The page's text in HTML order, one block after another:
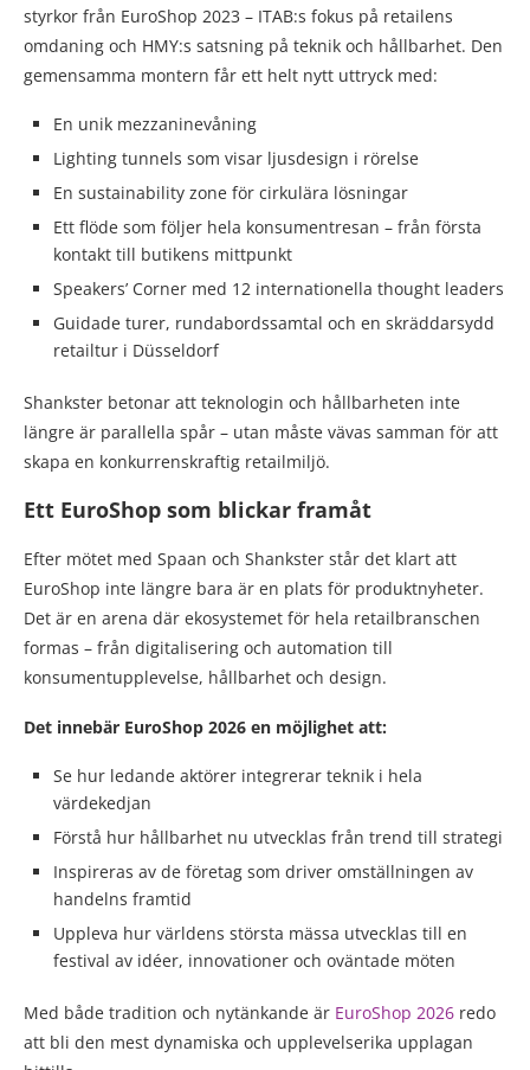
styrkor från EuroShop 2023 – ITAB:s fokus på retailens
omdaning och HMY:s satsning på teknik och hållbarhet. Den
gemensamma montern får ett helt nytt uttryck med:
En unik mezzaninevåning
Lighting tunnels som visar ljusdesign i rörelse
En sustainability zone för cirkulära lösningar
Ett flöde som följer hela konsumentresan – från första
kontakt till butikens mittpunkt
Speakers’ Corner med 12 internationella thought leaders
Guidade turer, rundabordssamtal och en skräddarsydd
retailtur i Düsseldorf
Shankster betonar att teknologin och hållbarheten inte
längre är parallella spår – utan måste vävas samman för att
skapa en konkurrenskraftig retailmiljö.
Ett EuroShop som blickar framåt
Efter mötet med Spaan och Shankster står det klart att
EuroShop inte längre bara är en plats för produktnyheter.
Det är en arena där ekosystemet för hela retailbranschen
formas – från digitalisering och automation till
konsumentupplevelse, hållbarhet och design.
Det innebär EuroShop 2026 en möjlighet att:
Se hur ledande aktörer integrerar teknik i hela
värdekedjan
Förstå hur hållbarhet nu utvecklas från trend till strategi
Inspireras av de företag som driver omställningen av
handelns framtid
Uppleva hur världens största mässa utvecklas till en
festival av idéer, innovationer och oväntade möten
Med både tradition och nytänkande är EuroShop 2026 redo
att bli den mest dynamiska och upplevelserika upplagan